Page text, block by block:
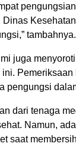
tambahnya.
juga
pengungsi
dari tenaga
Namun,
saat